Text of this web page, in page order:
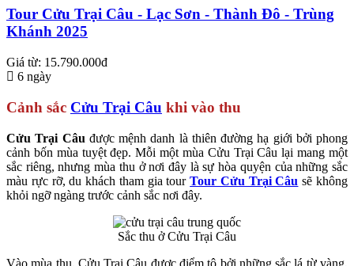
Tour Cửu Trại Câu - Lạc Sơn - Thành Đô - Trùng
Khánh 2025
Giá từ: 15.790.000đ
6 ngày
Cảnh sắc Cửu Trại Câu khi vào thu
Cửu Trại Câu được mệnh danh là thiên đường hạ giới bởi phong
cảnh bốn mùa tuyệt đẹp. Mỗi một mùa Cửu Trại Câu lại mang một
sắc riêng, nhưng mùa thu ở nơi đây là sự hòa quyện của những sắc
màu rực rỡ, du khách tham gia tourTour Cửu Trại Câu sẽ không
khỏi ngỡ ngàng trước cảnh sắc nơi đây.
Sắc thu ở Cửu Trại Câu
Vào mùa thu, Cửu Trại Câu được điểm tô bởi những sắc lá từ vàng,